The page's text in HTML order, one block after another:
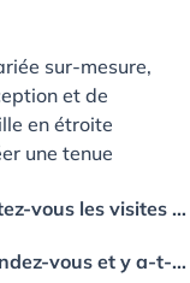
sur-mesure,
et de
en étroite
une tenue
Dois-je prendre rendez-vous ou acceptez-vous les visites sans rendez-vous ?
Puis-je venir accompagné(e) à mon rendez-vous et y a-t-il une limite de personnes ?